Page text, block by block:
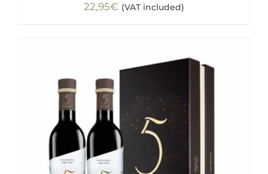
22,95€ (VAT included)